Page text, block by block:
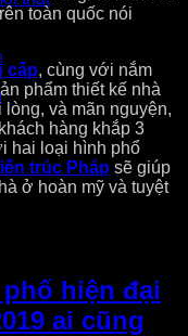
toàn quốc nói
cấp, cùng với nắm
phẩm thiết kế nhà
và mãn nguyện,
hàng khắp 3
hai loại hình phổ
trúc Pháp sẽ giúp
ở hoàn mỹ và tuyệt
hiện đại
ai cũng